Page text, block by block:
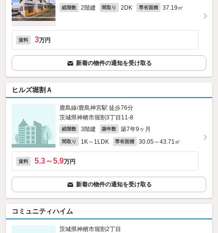
総階数 2階建 間取り 2DK 専有面積 37.19㎡
賃料 3万円
新着の物件の通知を受け取る
ヒルズ堀割Ａ
鹿島線/鹿島神宮駅 徒歩76分
茨城県神栖市堀割3丁目11-8
総階数 3階建 築年数 築7年9ヶ月
間取り 1K～1LDK 専有面積 30.05～43.71㎡
賃料 5.3～5.9万円
新着の物件の通知を受け取る
コミュニティハイム
茨城県神栖市堀割2丁目